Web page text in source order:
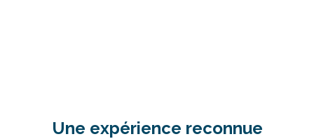
Une expérience reconnue